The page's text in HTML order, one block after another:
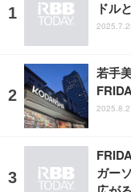
ドル
若手
ガー